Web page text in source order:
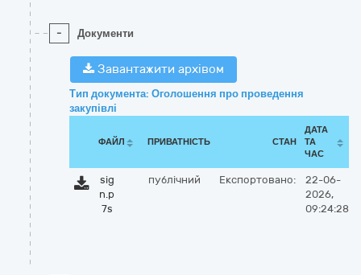
- Документи
Завантажити архівом
Тип документа: Оголошення про проведення
закупівлі
ФАЙЛ ПРИВАТНІСТЬ СТАН
ДАТА
ТА
ЧАС
sig
n.p
7s
публічний Експортовано:
22-06-
2026,
09:24:28